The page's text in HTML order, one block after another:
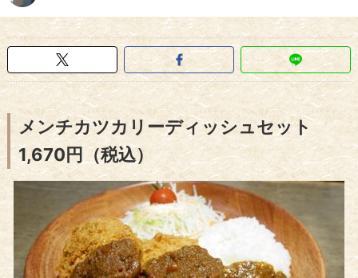
メンチカツカリーディッシュセット
1,670円（税込）